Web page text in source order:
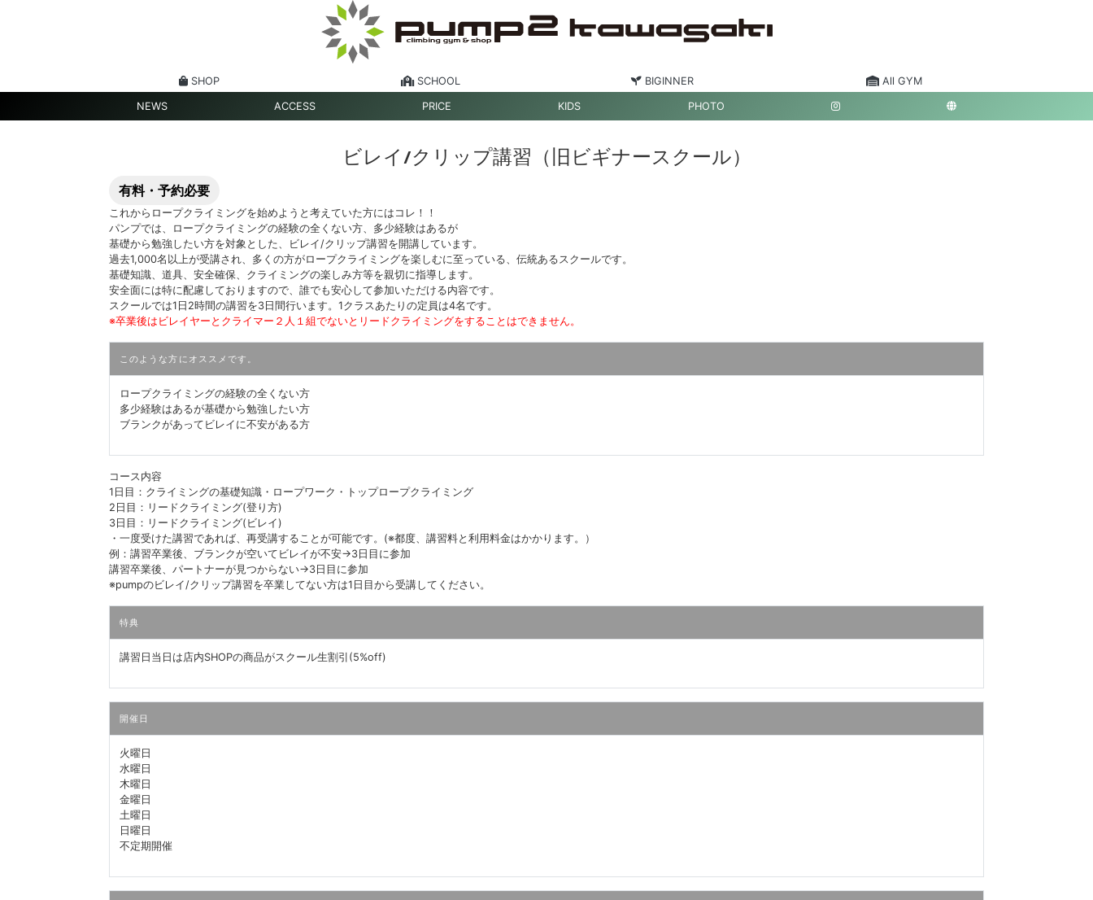
SHOP SCHOOL BIGINNER All GYM
NEWS ACCESS PRICE KIDS PHOTO
ビレイ/クリップ講習（旧ビギナースクール）
有料・予約必要
これからロープクライミングを始めようと考えていた方にはコレ！！
パンプでは、ロープクライミングの経験の全くない方、多少経験はあるが
基礎から勉強したい方を対象とした、ビレイ/クリップ講習を開講しています。
過去1,000名以上が受講され、多くの方がロープクライミングを楽しむに至っている、伝統あるスクールです。
基礎知識、道具、安全確保、クライミングの楽しみ方等を親切に指導します。
安全面には特に配慮しておりますので、誰でも安心して参加いただける内容です。
スクールでは1日2時間の講習を3日間行います。1クラスあたりの定員は4名です。
※卒業後はビレイヤーとクライマー２人１組でないとリードクライミングをすることはできません。
このような方にオススメです。
ロープクライミングの経験の全くない方
多少経験はあるが基礎から勉強したい方
ブランクがあってビレイに不安がある方
コース内容
1日目：クライミングの基礎知識・ロープワーク・トップロープクライミング
2日目：リードクライミング(登り方)
3日目：リードクライミング(ビレイ)
・一度受けた講習であれば、再受講することが可能です。(※都度、講習料と利用料金はかかります。）
例：講習卒業後、ブランクが空いてビレイが不安→3日目に参加
講習卒業後、パートナーが見つからない→3日目に参加
※pumpのビレイ/クリップ講習を卒業してない方は1日目から受講してください。
特典
講習日当日は店内SHOPの商品がスクール生割引(5%off)
開催日
火曜日
水曜日
木曜日
金曜日
土曜日
日曜日
不定期開催